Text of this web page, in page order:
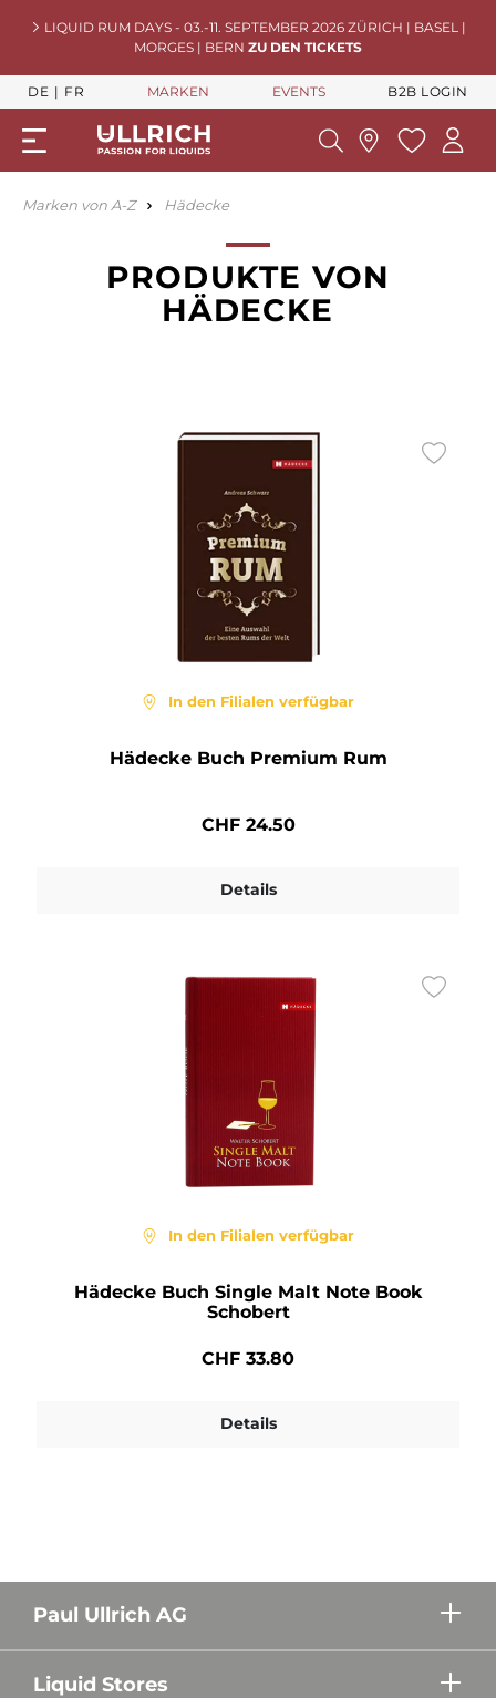
LIQUID RUM DAYS - 03.-11. SEPTEMBER 2026 ZÜRICH | BASEL |
MORGES | BERN ZU DEN TICKETS
DE FR MARKEN EVENTS B2B LOGIN
Marken von A-Z Hädecke
PRODUKTE VON
HÄDECKE
In den Filialen verfügbar
Hädecke Buch Premium Rum
CHF 24.50
Details
In den Filialen verfügbar
Hädecke Buch Single Malt Note Book
Schobert
CHF 33.80
Details
Paul Ullrich AG
Liquid Stores